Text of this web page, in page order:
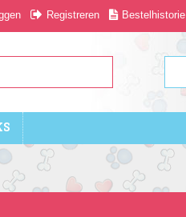
Registreren Bestelhistorie